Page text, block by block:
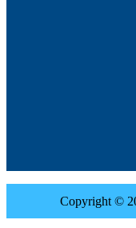
Copyright ©